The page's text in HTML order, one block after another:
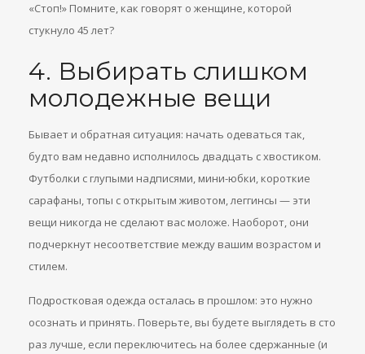
«Стоп!» Помните, как говорят о женщине, которой
стукнуло 45 лет?
4. Выбирать слишком
молодежные вещи
Бывает и обратная ситуация: начать одеваться так,
будто вам недавно исполнилось двадцать с хвостиком.
Футболки с глупыми надписями, мини-юбки, короткие
сарафаны, топы с открытым животом, леггинсы — эти
вещи никогда не сделают вас моложе. Наоборот, они
подчеркнут несоответствие между вашим возрастом и
стилем.
Подростковая одежда осталась в прошлом: это нужно
осознать и принять. Поверьте, вы будете выглядеть в сто
раз лучше, если переключитесь на более сдержанные (и